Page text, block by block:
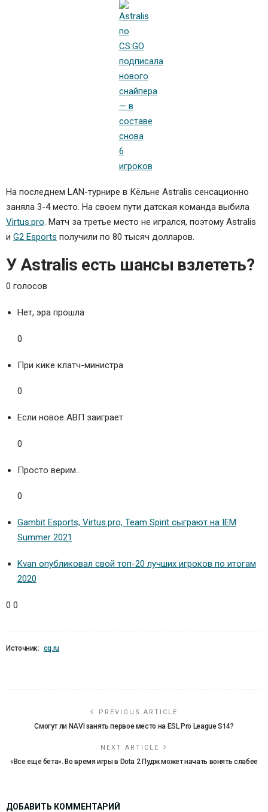
На последнем LAN-турнире в Кёльне Astralis сенсационно
заняла 3-4 место. На своем пути датская команда выбила
Virtus.pro. Матч за третье место не игрался, поэтому Astralis
и G2 Esports получили по 80 тысяч долларов.
У Astralis есть шансы взлететь?
0 голосов
Нет, эра прошла
0
При кике клатч-министра
0
Если новое АВП заиграет
0
Просто верим..
0
Gambit Esports, Virtus.pro, Team Spirit сыграют на IEM
Summer 2021
Kvan опубликовал свой топ-20 лучших игроков по итогам
2020
0 0
Источник: cq.ru
PREVIOUS ARTICLE
Смогут ли NAVI занять первое место на ESL Pro League S14?
NEXT ARTICLE
«Все еще бета». Во время игры в Dota 2 Пудж может начать вонять слабее
ДОБАВИТЬ КОММЕНТАРИЙ